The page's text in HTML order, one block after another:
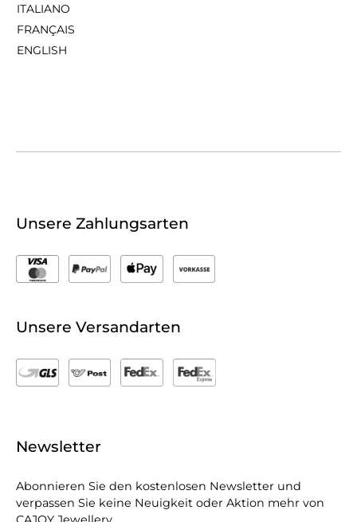
ITALIANO
FRANÇAIS
ENGLISH
Unsere Zahlungsarten
Unsere Versandarten
Newsletter
Abonnieren Sie den kostenlosen Newsletter und
verpassen Sie keine Neuigkeit oder Aktion mehr von